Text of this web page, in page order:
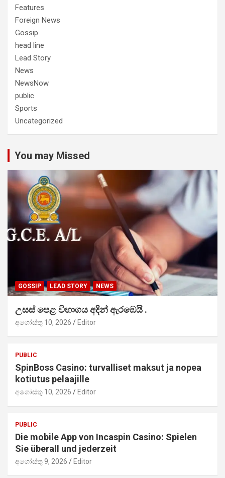
Features
Foreign News
Gossip
head line
Lead Story
News
NewsNow
public
Sports
Uncategorized
You may Missed
GOSSIP LEAD STORY NEWS
උසස් පෙළ විභාගය අදින් ඇරඹෙයි .
අගෝස්තු 10, 2026 Editor
PUBLIC
SpinBoss Casino: turvalliset maksut ja nopea
kotiutus pelaajille
අගෝස්තු 10, 2026 Editor
PUBLIC
Die mobile App von Incaspin Casino: Spielen
Sie überall und jederzeit
අගෝස්තු 9, 2026 Editor